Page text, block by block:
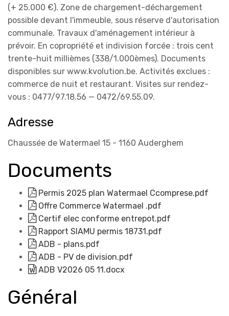
(+ 25.000 €). Zone de chargement-déchargement
possible devant l'immeuble, sous réserve d'autorisation
communale. Travaux d'aménagement intérieur à
prévoir. En copropriété et indivision forcée : trois cent
trente-huit millièmes (338/1.000èmes). Documents
disponibles sur www.kvolution.be. Activités exclues :
commerce de nuit et restaurant. Visites sur rendez-
vous : 0477/97.18.56 — 0472/69.55.09.
Adresse
Chaussée de Watermael 15 - 1160 Auderghem
Documents
Permis 2025 plan Watermael Ccomprese.pdf
Offre Commerce Watermael .pdf
Certif elec conforme entrepot.pdf
Rapport SIAMU permis 18731.pdf
ADB - plans.pdf
ADB - PV de division.pdf
ADB V2026 05 11.docx
Général